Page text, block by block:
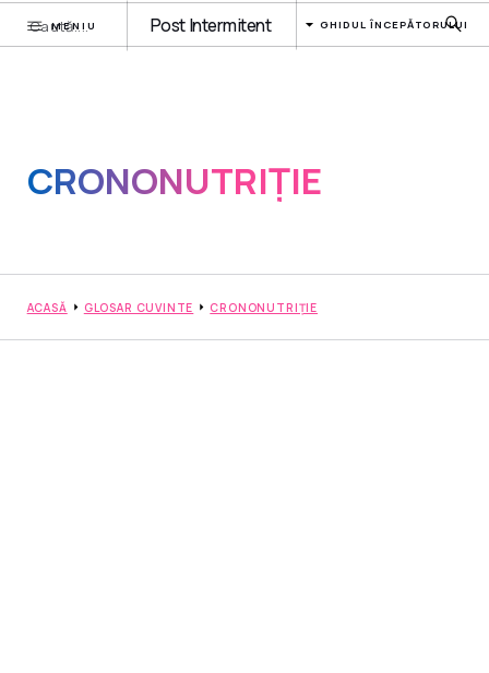
MENIU Post Intermitent GHIDUL ÎNCEPĂTORULUI
CRONONUTRIȚIE
ACASĂ GLOSAR CUVINTE CRONONUTRIȚIE